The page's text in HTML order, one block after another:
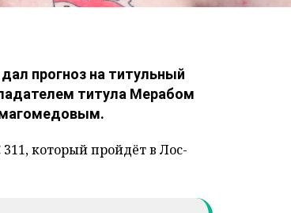
прогноз на титульный
титула Мерабом
который пройдёт в Лос-